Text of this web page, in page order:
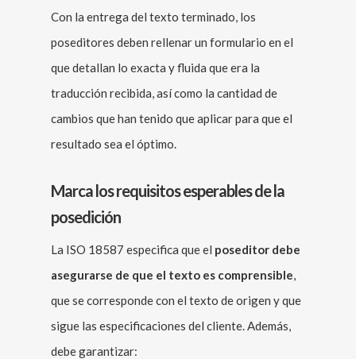
Con la entrega del texto terminado, los
poseditores deben rellenar un formulario en el
que detallan lo exacta y fluida que era la
traducción recibida, así como la cantidad de
cambios que han tenido que aplicar para que el
resultado sea el óptimo.
Marca los requisitos esperables de la
posedición
La ISO 18587 especifica que el poseditor debe
asegurarse de que el texto es comprensible,
que se corresponde con el texto de origen y que
sigue las especificaciones del cliente. Además,
debe garantizar: